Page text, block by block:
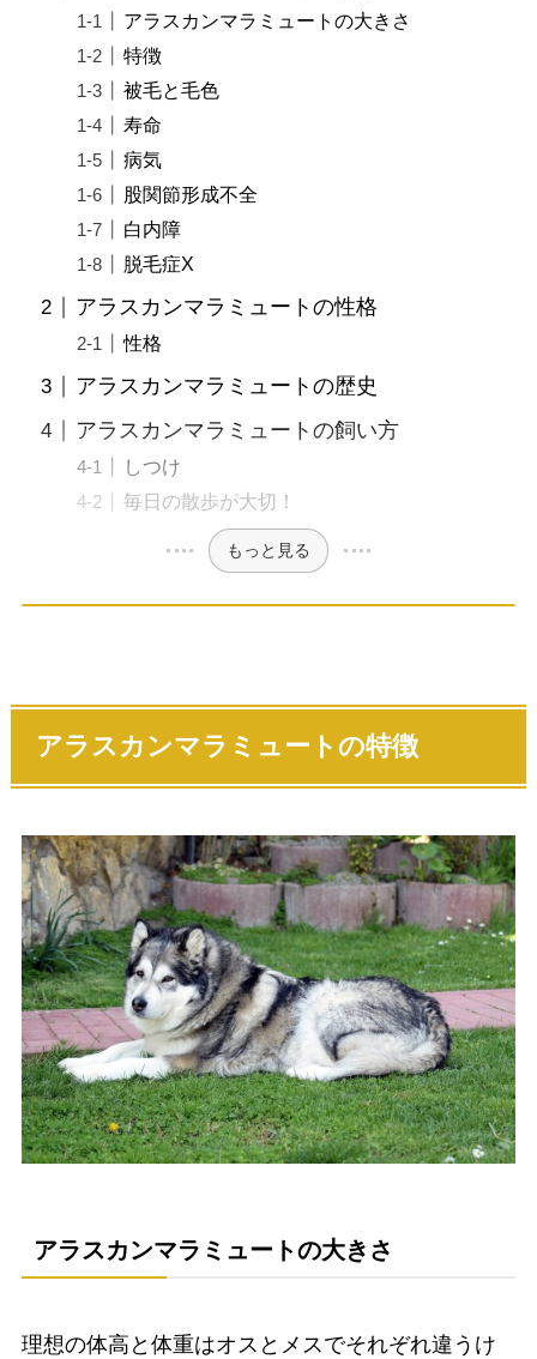
アラスカンマラミュートの大きさ
特徴
被毛と毛色
寿命
病気
股関節形成不全
白内障
脱毛症X
アラスカンマラミュートの性格
性格
アラスカンマラミュートの歴史
アラスカンマラミュートの飼い方
しつけ
毎日の散歩が大切！
もっと見る
アラスカンマラミュートの特徴
アラスカンマラミュートの大きさ
理想の体高と体重はオスとメスでそれぞれ違うけ